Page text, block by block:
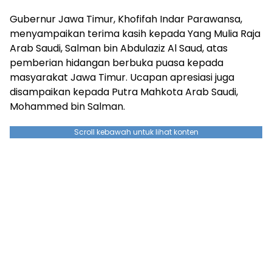
Gubernur Jawa Timur, Khofifah Indar Parawansa,
menyampaikan terima kasih kepada Yang Mulia Raja
Arab Saudi, Salman bin Abdulaziz Al Saud, atas
pemberian hidangan berbuka puasa kepada
masyarakat Jawa Timur. Ucapan apresiasi juga
disampaikan kepada Putra Mahkota Arab Saudi,
Mohammed bin Salman.
Scroll kebawah untuk lihat konten